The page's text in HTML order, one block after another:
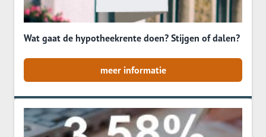
Wat gaat de hypotheekrente doen? Stijgen of dalen?
meer informatie